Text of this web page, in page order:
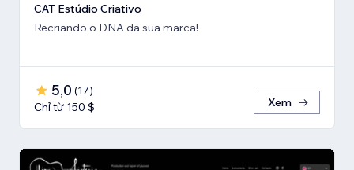
CAT Estúdio Criativo
Recriando o DNA da sua marca!
5,0 (17)
Chỉ từ 150 $
Xem